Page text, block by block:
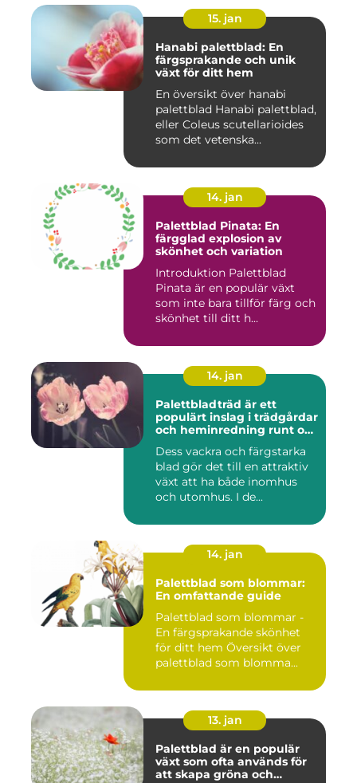
15. jan
Hanabi palettblad: En
färgsprakande och unik
växt för ditt hem
En översikt över hanabi
palettblad Hanabi palettblad,
eller Coleus scutellarioides
som det vetenska...
14. jan
Palettblad Pinata: En
färgglad explosion av
skönhet och variation
Introduktion Palettblad
Pinata är en populär växt
som inte bara tillför färg och
skönhet till ditt h...
14. jan
Palettbladträd är ett
populärt inslag i trädgårdar
och heminredning runt om
Dess vackra och färgstarka
blad gör det till en attraktiv
växt att ha både inomhus
och utomhus. I de...
14. jan
Palettblad som blommar:
En omfattande guide
Palettblad som blommar -
En färgsprakande skönhet
för ditt hem Översikt över
palettblad som blomma...
13. jan
Palettblad är en populär
växt som ofta används för
att skapa gröna och